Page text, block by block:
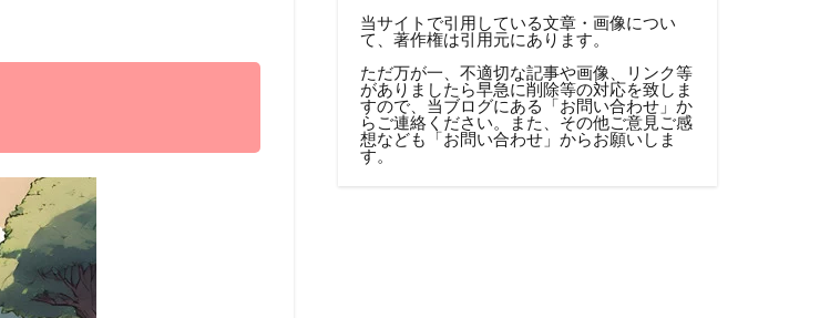
当サイトで引用している文章・画像につい
て、著作権は引用元にあります。
ただ万が一、不適切な記事や画像、リンク等
がありましたら早急に削除等の対応を致しま
すので、当ブログにある「お問い合わせ 」か
らご連絡ください。また、その他ご意見ご感
想なども「お問い合わせ 」からお願いしま
す。